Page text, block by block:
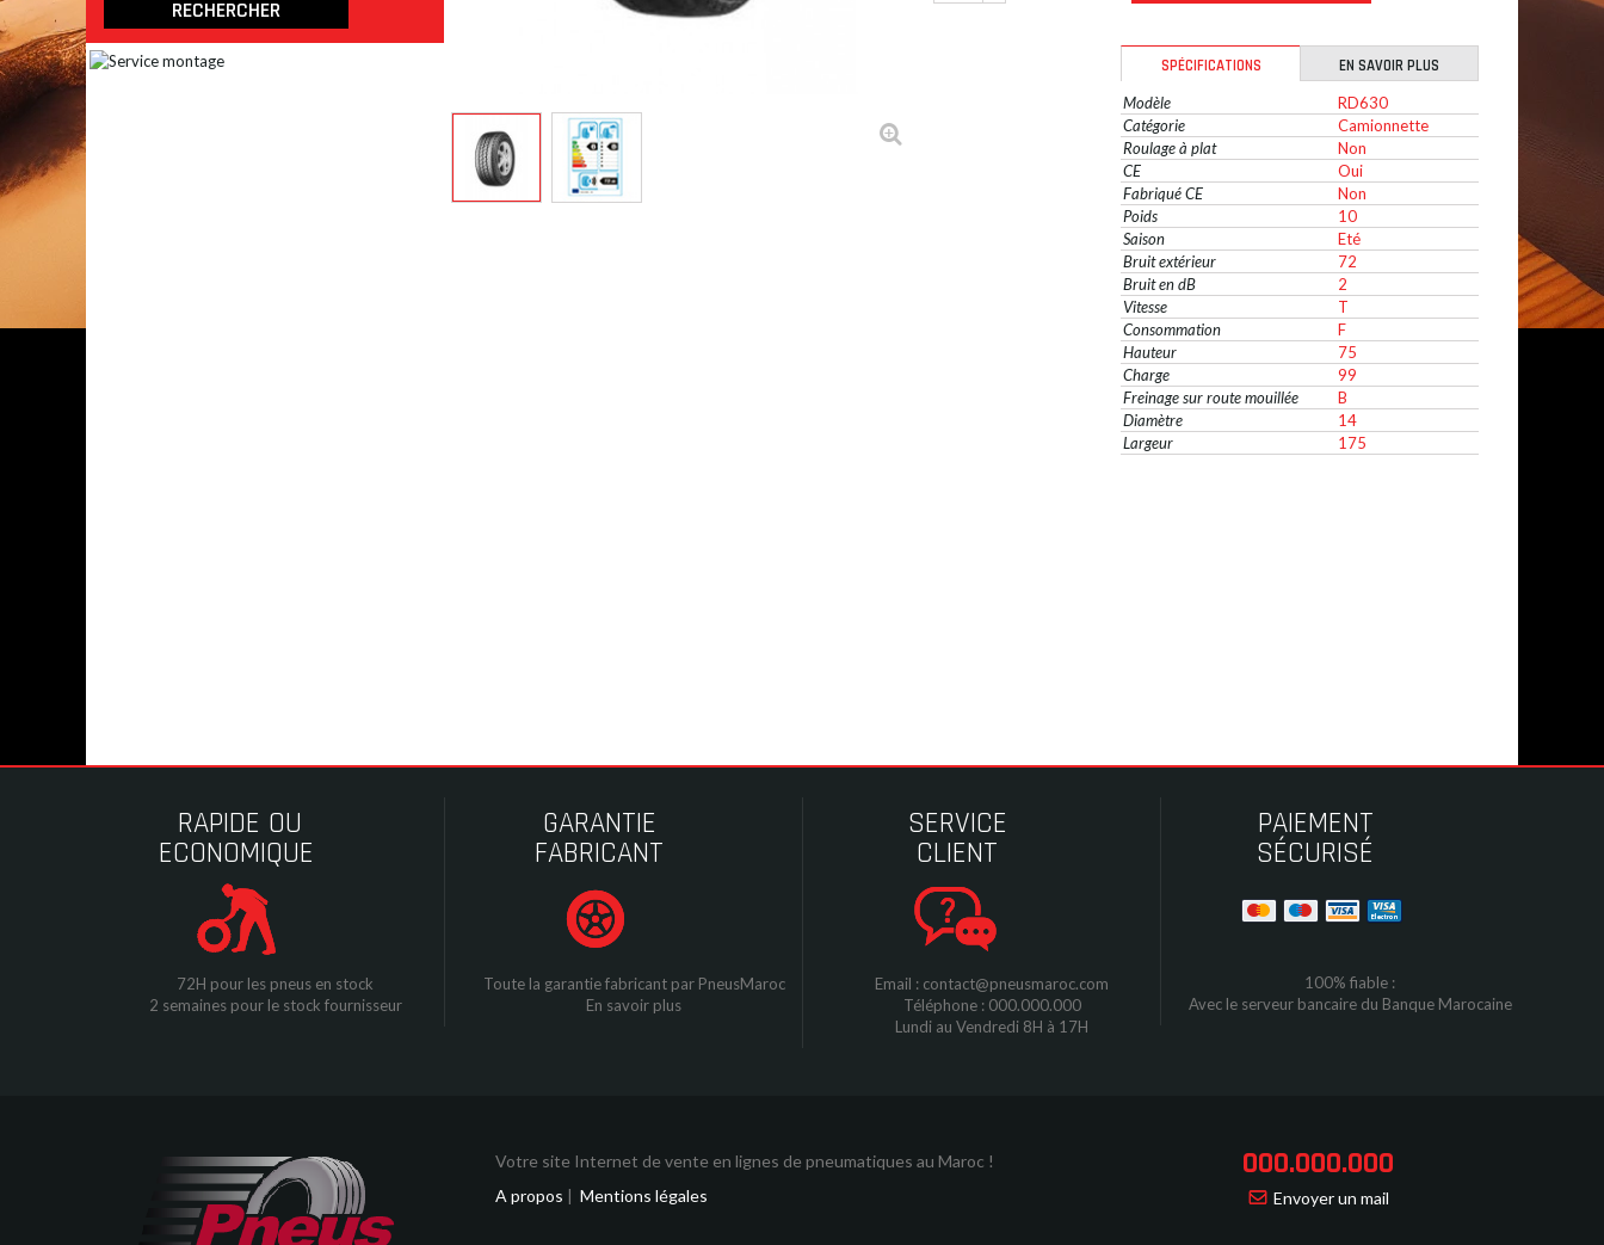
SPÉCIFICATIONS
EN SAVOIR PLUS
Modèle
RD630
Catégorie
Camionnette
Roulage à plat
Non
CE
Oui
Fabriqué CE
Non
Poids
10
Saison
Eté
Bruit extérieur
72
Bruit en dB
2
Vitesse
T
Consommation
F
Hauteur
75
Charge
99
Freinage sur route mouillée
B
Diamètre
14
Largeur
175
RAPIDE OU
ECONOMIQUE
72H pour les pneus en stock
2 semaines pour le stock fournisseur
GARANTIE
FABRICANT
Toute la garantie fabricant par PneusMaroc
En savoir plus
SERVICE
CLIENT
Email : contact@pneusmaroc.com
Téléphone : 000.000.000
Lundi au Vendredi 8H à 17H
PAIEMENT
SÉCURISÉ
100% fiable :
Avec le serveur bancaire du Banque Marocaine
Votre site Internet de vente en lignes de pneumatiques au Maroc !
A propos | Mentions légales
000.000.000
Envoyer un mail